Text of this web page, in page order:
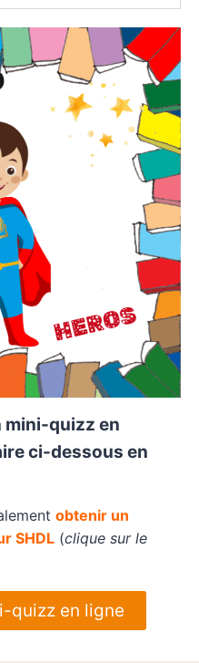
mini-quizz en
ci-dessous en
obtenir un
SHDL (clique sur le
quizz en ligne